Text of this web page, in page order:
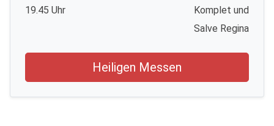
19.45 Uhr
Komplet und
Salve Regina
Heiligen Messen